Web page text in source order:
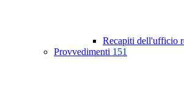
Recapiti dell'ufficio
Provvedimenti 151